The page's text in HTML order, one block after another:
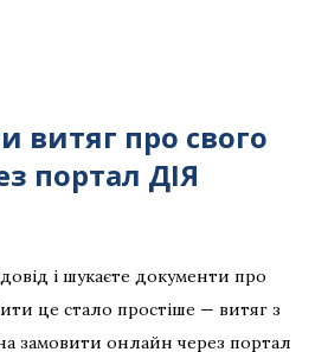
US_COUPON_29 (від двох
витяг про свого
портал ДІЯ
і шукаєте документи про
це стало простіше — витяг з
замовити онлайн через портал